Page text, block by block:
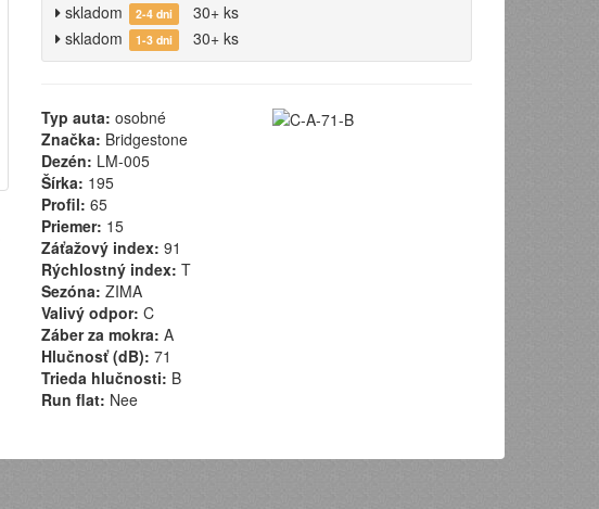
skladom
2-4 dni
30+ ks
skladom
1-3 dni 30+ ks
Typ auta: osobné
Značka: Bridgestone
Dezén: LM-005
Šírka: 195
Profil: 65
Priemer: 15
Záťažový index: 91
Rýchlostný index: T
Sezóna: ZIMA
Valivý odpor: C
Záber za mokra: A
Hlučnosť (dB): 71
Trieda hlučnosti: B
Run flat: Nee